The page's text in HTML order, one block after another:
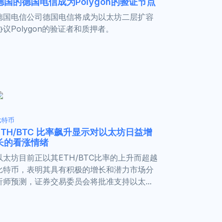
国电信公司德国电信将成为以太坊二层扩容
议Polygon的验证者和质押者。
特币
BTC 比率飙升显示对以太坊日益增
的看涨情绪
太坊目前正以其ETH/BTC比率的上升而超越
特币，表明其具有积极的增长和潜力市场分
师预测，证券交易委员会将批准支持以太...